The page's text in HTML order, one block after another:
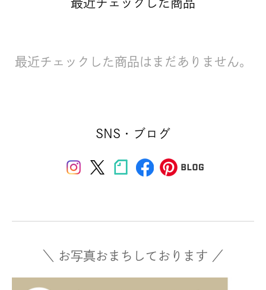
最近チェックした商品はまだありません。
SNS・ブログ
＼ お写真おまちしております ／